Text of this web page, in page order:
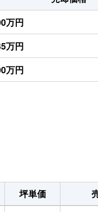
万円
万円
万円
坪単価